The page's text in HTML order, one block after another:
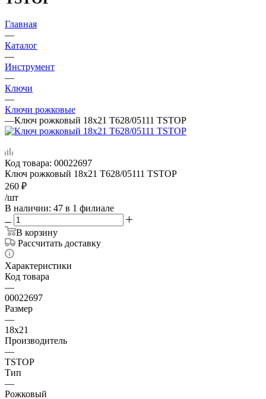
Главная
—
Каталог
—
Инструмент
—
Ключи
—
Ключи рожковые
—Ключ рожковый 18х21 T628/05111 TSTOP
Код товара: 00022697
Ключ рожковый 18х21 T628/05111 TSTOP
260 ₽
/шт
В наличии: 47 в 1 филиале
В корзину
Рассчитать доставку
Характеристики
Код товара
—
00022697
Размер
—
18х21
Производитель
—
TSTOP
Тип
—
Рожковый